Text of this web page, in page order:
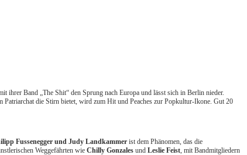
Band „The Shit“ den Sprung nach Europa und lässt sich in Berlin nieder.
Patriarchat die Stirn bietet, wird zum Hit und Peaches zur Popkultur-Ikone. Gut 20
Fussenegger und Judy Landkammer ist dem Phänomen, das die
Weggefährten wie Chilly Gonzales und Leslie Feist, mit Bandmitgliedern